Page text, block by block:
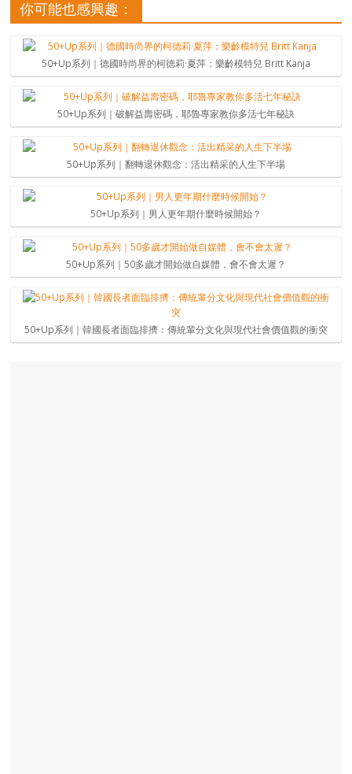
你可能也感興趣：
50+Up系列｜德國時尚界的柯德莉·夏萍：樂齡模特兒 Britt Kanja
50+Up系列｜破解益壽密碼，耶魯專家教你多活七年秘訣
50+Up系列｜翻轉退休觀念：活出精采的人生下半場
50+Up系列｜男人更年期什麼時候開始？
50+Up系列｜50多歲才開始做自媒體，會不會太遲？
50+Up系列｜韓國長者面臨排擠：傳統輩分文化與現代社會價值觀的衝突